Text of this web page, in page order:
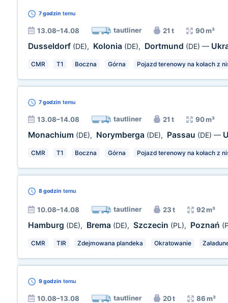
7 godzin temu
13.08–14.08 tautliner 21 t 90 m³
Dusseldorf (DE), Kolonia (DE), Dortmund (DE) —
CMR T1 Boczna Górna Pojazd terenowy na kołach z
7 godzin temu
13.08–14.08 tautliner 21 t 90 m³
Monachium (DE), Norymberga (DE), Passau (DE) —
CMR T1 Boczna Górna Pojazd terenowy na kołach z
8 godzin temu
10.08–14.08 tautliner 23 t 92 m³
Hamburg (DE), Brema (DE), Szczecin (PL), Poznań
CMR TIR Zdejmowana plandeka Okratowanie
9 godzin temu
10.08–13.08 tautliner 20 t 86 m³